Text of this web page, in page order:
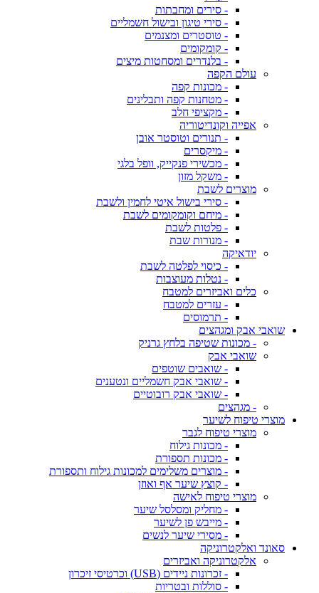
- סירים ומחבתות
- סירי טיגון ובישול חשמליים
- טוסטרים ומצנמים
- קומקומים
- בלנדרים ומסחטות מיצים
עולם הקפה
- מכונות קפה
- מטחנות קפה ותבלינים
- מקציפי חלב
אפייה וקונדיטוריה
- תנורים וטוסטר אובן
- מיקסרים
- מכשירי פנקייק, וופל בלגי
- משקל מזון
מוצרים לשבת
- סירי בישול איטי לחמין ולשבת
- מיחם וקומקומים לשבת
- פלטות לשבת
- מנורות שבת
יודאיקה
- כיסוי לפלטה לשבת
- נטלות מעוצבות
כלים ואביזרים למטבח
- עזרים למטבח
- תרמוסים
שואבי אבק ומגהצים
- מכונות שטיפה בלחץ גרניק
שואבי אבק
- שואבים שוטפים
- שואבי אבק חשמליים ונטענים
- שואבי אבק רובוטיים
- מגהצים
מוצרי טיפוח לשיער
מוצרי טיפוח לגבר
- מכונות גילוח
- מכונות תספורת
- מוצרים משלימים למכונות גילוח ותספורת
- קוצץ שיער אף ואוזן
מוצרי טיפוח לאישה
- מחליק ומסלסל שיער
- מייבש פן לשיער
- מסירי שיער לנשים
סאונד ואלקטרוניקה
אלקטרוניקה ואביזרים
- זכרונות ניידים (USB) וכרטיסי זיכרון
- סוללות ובטריות